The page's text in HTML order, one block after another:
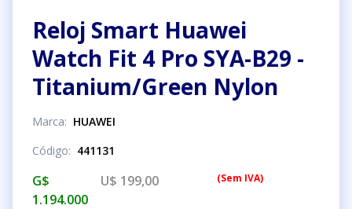
Reloj Smart Huawei
Watch Fit 4 Pro SYA-B29 -
Titanium/Green Nylon
Marca: HUAWEI
Código: 441131
G$
1.194.000
U$ 199,00 (Sem IVA)